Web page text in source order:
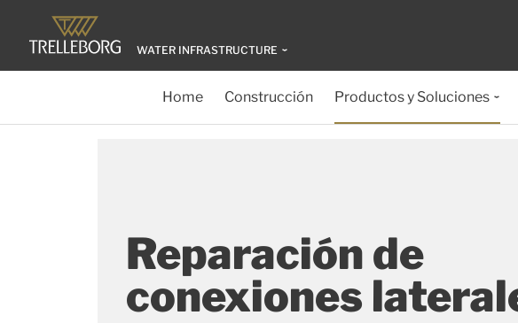
WATER INFRASTRUCTURE
Home Construcción Productos y Soluciones
Reparación de
conexiones